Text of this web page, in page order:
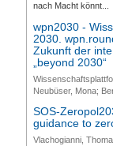
nach Macht könnt...
wpn2030 -
2030.
Zukunft der
„beyond 2030“
Neubüser, Mona;
SOS-
guidance to
Vlachogianni,